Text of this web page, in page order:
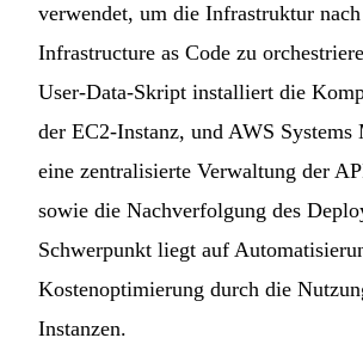
verwendet, um die Infrastruktur
Infrastructure as Code zu
User-Data-Skript installiert die
der EC2-Instanz, und AWS Systems
eine zentralisierte Verwaltung der
sowie die Nachverfolgung des
Schwerpunkt liegt auf
Kostenoptimierung durch die
Instanzen.